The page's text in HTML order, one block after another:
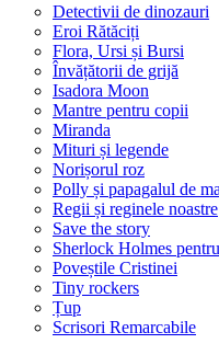
Detectivii de dinozauri
Eroi Rătăciți
Flora, Ursi și Bursi
Învățătorii de grijă
Isadora Moon
Mantre pentru copii
Miranda
Mituri și legende
Norișorul roz
Polly și papagalul de
Regii și reginele noastre
Save the story
Sherlock Holmes
Poveștile Cristinei
Tiny rockers
Țup
Scrisori Remarcabile